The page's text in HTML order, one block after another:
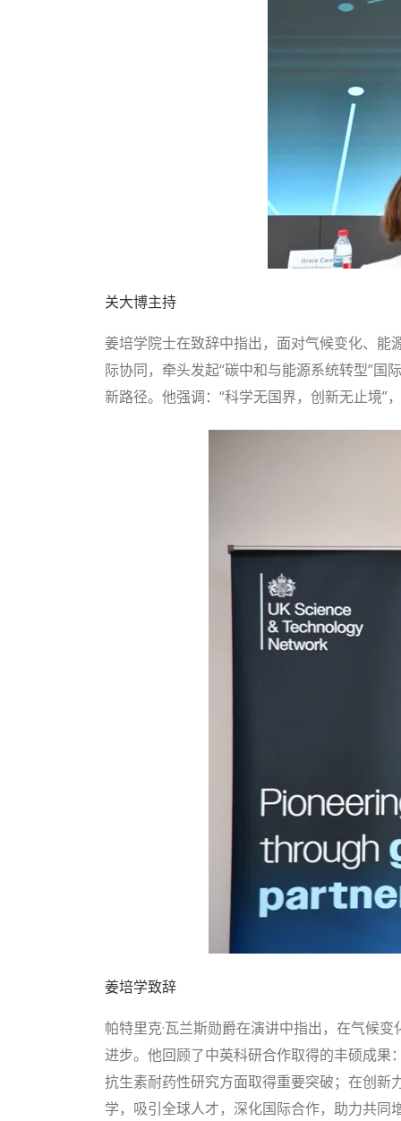
关大博主持
姜培学院士在致辞中指出，面对气候变化、
际协同，牵头发起“碳中和与能源系统转型”
新路径。他强调：“科学无国界，创新无止境”
姜培学致辞
帕特里克·瓦兰斯勋爵在演讲中指出，在气候
进步。他回顾了中英科研合作取得的丰硕成
抗生素耐药性研究方面取得重要突破；在创新
学，吸引全球人才，深化国际合作，助力共同